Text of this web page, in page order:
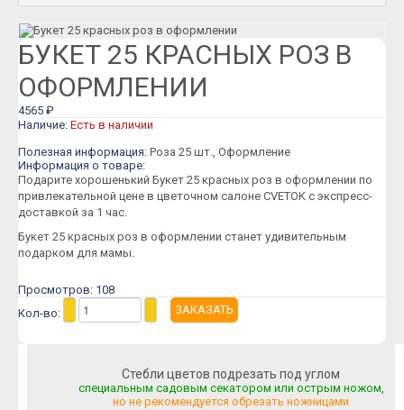
Розы Мордовия
Розы Пионовидные
Розы Поштучно
Букеты
Букеты из гипсофилы
Букеты из ирисов
Букеты из маттиолы
Букеты из эустомы
БУКЕТ 25 КРАСНЫХ РОЗ В
ОФОРМЛЕНИИ
4565 ₽
Наличие: Есть в наличии
Полезная информация: Роза 25 шт., Оформление
Информация о товаре:
Подарите хорошенький Букет 25 красных роз в оформлении по
привлекательной цене в цветочном салоне CVETOK с экспресс-
доставкой за 1 час.
Букет 25 красных роз в оформлении станет удивительным
подарком для мамы.
Просмотров: 108
Кол-во:
Стебли цветов подрезать под углом
специальным садовым секатором или острым ножом,
но не рекомендуется обрезать ножницами